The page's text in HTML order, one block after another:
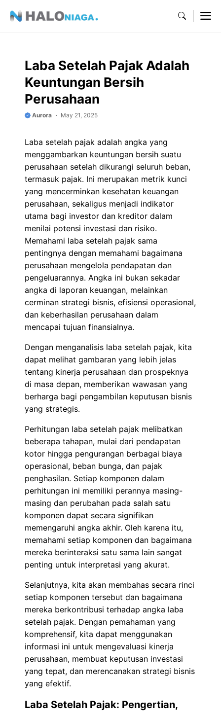
Laba Setelah Pajak Adalah
Keuntungan Bersih
Perusahaan
Aurora May 21, 2025
Laba setelah pajak adalah angka yang
menggambarkan keuntungan bersih suatu
perusahaan setelah dikurangi seluruh beban,
termasuk pajak. Ini merupakan metrik kunci
yang mencerminkan kesehatan keuangan
perusahaan, sekaligus menjadi indikator
utama bagi investor dan kreditor dalam
menilai potensi investasi dan risiko.
Memahami laba setelah pajak sama
pentingnya dengan memahami bagaimana
perusahaan mengelola pendapatan dan
pengeluarannya. Angka ini bukan sekadar
angka di laporan keuangan, melainkan
cerminan strategi bisnis, efisiensi operasional,
dan keberhasilan perusahaan dalam
mencapai tujuan finansialnya.
Dengan menganalisis laba setelah pajak, kita
dapat melihat gambaran yang lebih jelas
tentang kinerja perusahaan dan prospeknya
di masa depan, memberikan wawasan yang
berharga bagi pengambilan keputusan bisnis
yang strategis.
Perhitungan laba setelah pajak melibatkan
beberapa tahapan, mulai dari pendapatan
kotor hingga pengurangan berbagai biaya
operasional, beban bunga, dan pajak
penghasilan. Setiap komponen dalam
perhitungan ini memiliki perannya masing-
masing dan perubahan pada salah satu
komponen dapat secara signifikan
memengaruhi angka akhir. Oleh karena itu,
memahami setiap komponen dan bagaimana
mereka berinteraksi satu sama lain sangat
penting untuk interpretasi yang akurat.
Selanjutnya, kita akan membahas secara rinci
setiap komponen tersebut dan bagaimana
mereka berkontribusi terhadap angka laba
setelah pajak. Dengan pemahaman yang
komprehensif, kita dapat menggunakan
informasi ini untuk mengevaluasi kinerja
perusahaan, membuat keputusan investasi
yang tepat, dan merencanakan strategi bisnis
yang efektif.
Laba Setelah Pajak: Pengertian,